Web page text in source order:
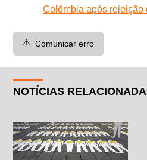
Colômbia após rejeição
⚠️ Comunicar erro
NOTÍCIAS